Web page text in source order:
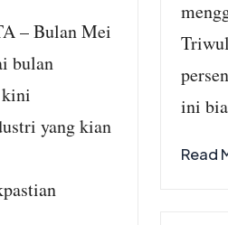
ini
Read
– Bulan Mei
bulan
kini
yang kian
Cibungbulang
Sekitarnya
August 3, 2026
Cibungbulang –